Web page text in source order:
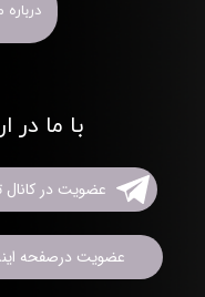
درباره
با ما در
عضویت در کانال
عضویت درصفحه